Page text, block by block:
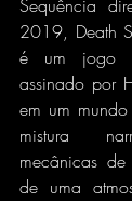
Sequência
2019, Death
é um jogo
assinado por
em um
mistura
mecânicas
de uma